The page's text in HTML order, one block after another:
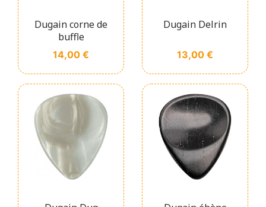
Dugain corne de
buffle
Prix
14,00 €
Dugain Delrin
Prix
13,00 €